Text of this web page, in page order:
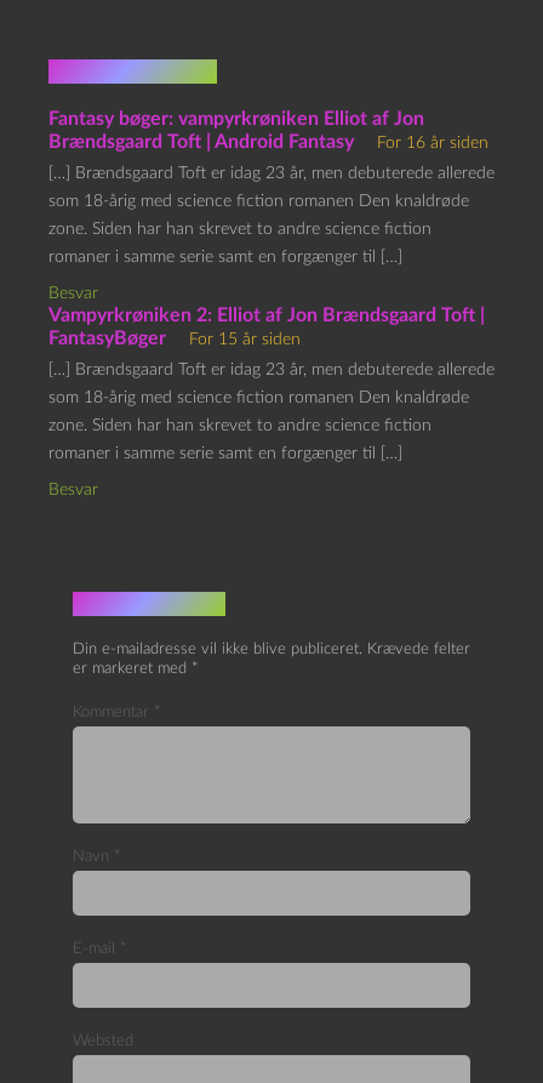
2 kommentarer
Fantasy bøger: vampyrkrøniken Elliot af Jon
Brændsgaard Toft | Android Fantasy
For 16 år siden
[…] Brændsgaard Toft er idag 23 år, men debuterede allerede
som 18-årig med science fiction romanen Den knaldrøde
zone. Siden har han skrevet to andre science fiction
romaner i samme serie samt en forgænger til […]
Besvar
Vampyrkrøniken 2: Elliot af Jon Brændsgaard Toft |
FantasyBøger
For 15 år siden
[…] Brændsgaard Toft er idag 23 år, men debuterede allerede
som 18-årig med science fiction romanen Den knaldrøde
zone. Siden har han skrevet to andre science fiction
romaner i samme serie samt en forgænger til […]
Besvar
Skriv et svar
Din e-mailadresse vil ikke blive publiceret. Krævede felter
er markeret med *
Kommentar *
Navn *
E-mail *
Websted